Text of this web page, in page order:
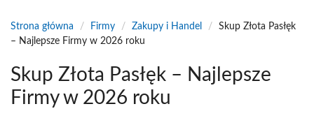
Strona główna / Firmy / Zakupy i Handel /
Skup Złota Pasłęk
– Najlepsze Firmy w 2026 roku
Skup Złota Pasłęk – Najlepsze
Firmy w 2026 roku